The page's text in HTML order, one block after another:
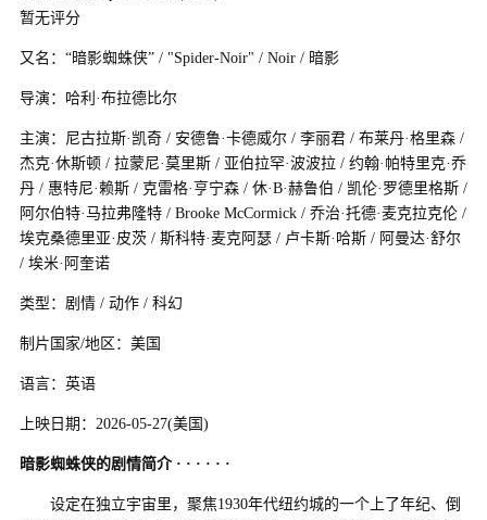
暂无评分
又名：“暗影蜘蛛侠” / "Spider-Noir" / Noir‎ / 暗影
导演：哈利·布拉德比尔
主演：尼古拉斯·凯奇 / 安德鲁·卡德威尔 / 李丽君 / 布莱丹·格里森 /
杰克·休斯顿 / 拉蒙尼·莫里斯 / 亚伯拉罕·波波拉 / 约翰·帕特里克·乔
丹 / 惠特尼·赖斯 / 克雷格·亨宁森 / 休·B·赫鲁伯 / 凯伦·罗德里格斯 /
阿尔伯特·马拉弗隆特 / Brooke McCormick / 乔治·托德·麦克拉克伦 /
埃克桑德里亚·皮茨 / 斯科特·麦克阿瑟 / 卢卡斯·哈斯 / 阿曼达·舒尔
/ 埃米·阿奎诺
类型：剧情 / 动作 / 科幻
制片国家/地区：美国
语言：英语
上映日期：2026-05-27(美国)
暗影蜘蛛侠的剧情简介 · · · · · ·
设定在独立宇宙里，聚焦1930年代纽约城的一个上了年纪、倒